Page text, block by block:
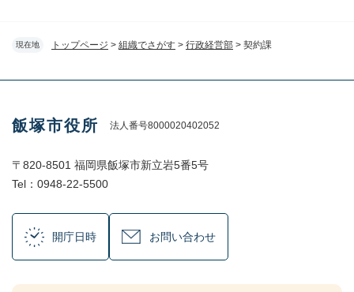
現在地 トップページ > 組織でさがす > 行政経営部 > 契約課
飯塚市役所 法人番号8000020402052
〒820-8501 福岡県飯塚市新立岩5番5号
Tel：0948-22-5500
開庁日時 お問い合わせ